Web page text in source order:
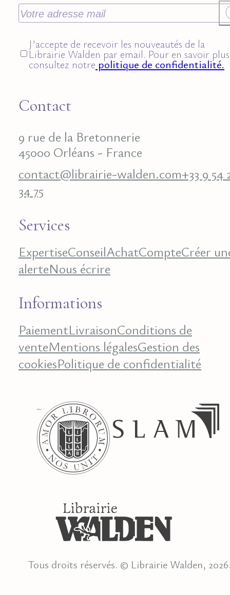
J’accepte de recevoir les nouveautés de la
Librairie Walden par email. Pour en savoir
consultez notre politique de confidentialité.
Contact
9 rue de la Bretonnerie
45000 Orléans - France
contact@librairie-walden.com+33 9 54
34 75
Services
ExpertiseConseilAchatCompteCréer
alerteNous écrire
Informations
PaiementLivraisonConditions de
venteMentions légalesGestion des
cookiesPolitique de confidentialité
Tous droits réservés. © Librairie Walden,